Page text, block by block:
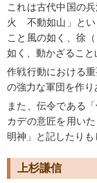
これは古代中国の
火 不動如山」とい
こと風の如く、徐
如く、動かざること
作戦行動における
の強力な軍団を作り
また、伝令である
カデの意匠を用い
明神」と記したりも
上杉謙信